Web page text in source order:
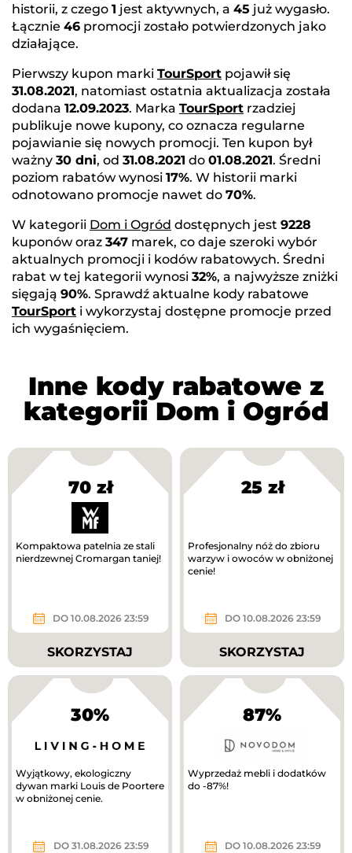
historii, z czego 1 jest aktywnych, a 45 już wygasło.
Łącznie 46 promocji zostało potwierdzonych jako
działające.
Pierwszy kupon marki TourSport pojawił się
31.08.2021, natomiast ostatnia aktualizacja została
dodana 12.09.2023. Marka TourSport rzadziej
publikuje nowe kupony, co oznacza regularne
pojawianie się nowych promocji. Ten kupon był
ważny 30 dni, od 31.08.2021 do 01.08.2021. Średni
poziom rabatów wynosi 17%. W historii marki
odnotowano promocje nawet do 70%.
W kategorii Dom i Ogród dostępnych jest 9228
kuponów oraz 347 marek, co daje szeroki wybór
aktualnych promocji i kodów rabatowych. Średni
rabat w tej kategorii wynosi 32%, a najwyższe zniżki
sięgają 90%. Sprawdź aktualne kody rabatowe
TourSport i wykorzystaj dostępne promocje przed
ich wygaśnięciem.
Inne kody rabatowe z
kategorii Dom i Ogród
70 zł
Kompaktowa patelnia ze stali
nierdzewnej Cromargan taniej!
DO 10.08.2026 23:59
SKORZYSTAJ
25 zł
Profesjonalny nóż do zbioru
warzyw i owoców w obniżonej
cenie!
DO 10.08.2026 23:59
SKORZYSTAJ
30%
Wyjątkowy, ekologiczny
dywan marki Louis de Poortere
w obniżonej cenie.
DO 31.08.2026 23:59
87%
Wyprzedaż mebli i dodatków
do -87%!
DO 10.08.2026 23:59